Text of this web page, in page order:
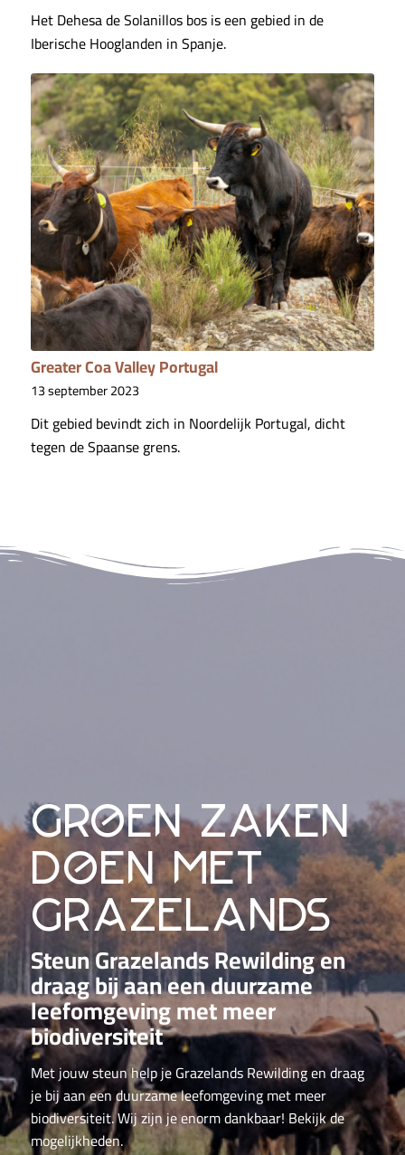
Het Dehesa de Solanillos bos is een gebied in de
Iberische Hooglanden in Spanje.
Greater Coa Valley Portugal
13 september 2023
Dit gebied bevindt zich in Noordelijk Portugal, dicht
tegen de Spaanse grens.
groen zaken
doen met
grazelands
Steun Grazelands Rewilding en
draag bij aan een duurzame
leefomgeving met meer
biodiversiteit
Met jouw steun help je Grazelands Rewilding en draag
je bij aan een duurzame leefomgeving met meer
biodiversiteit. Wij zijn je enorm dankbaar! Bekijk de
mogelijkheden.